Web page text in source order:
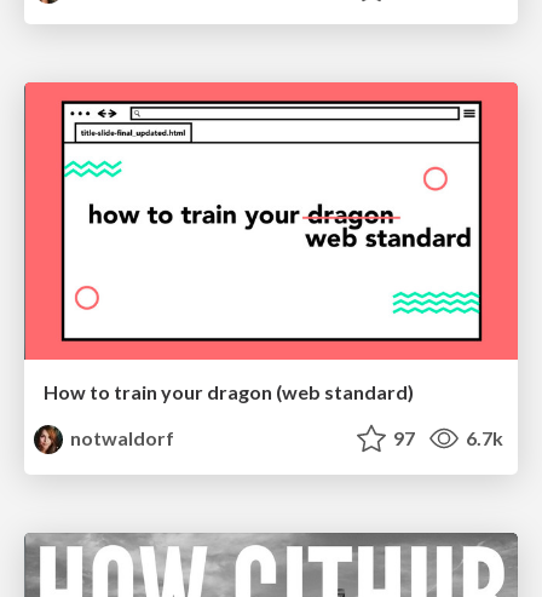
How to train your dragon (web standard)
notwaldorf
97 6.7k